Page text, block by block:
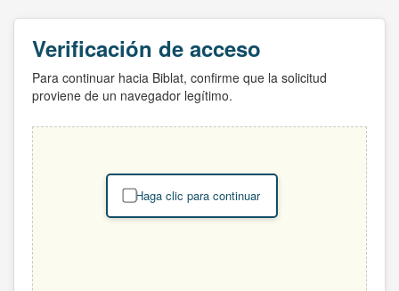
Verificación de acceso
Para continuar hacia Biblat, confirme que la solicitud
proviene de un navegador legítimo.
Haga clic para continuar